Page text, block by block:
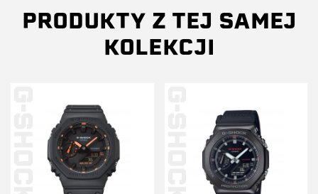
PRODUKTY Z TEJ SAMEJ
KOLEKCJI